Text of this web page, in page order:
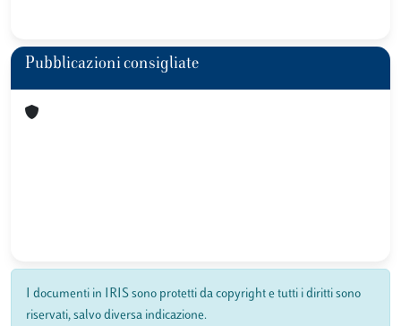
Pubblicazioni consigliate
I documenti in IRIS sono protetti da copyright e tutti i diritti sono
riservati, salvo diversa indicazione.